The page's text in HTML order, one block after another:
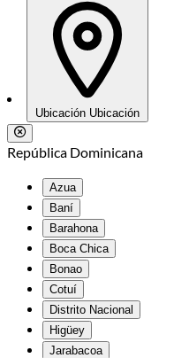
Ubicación Ubicación
República Dominicana
Azua
Baní
Barahona
Boca Chica
Bonao
Cotuí
Distrito Nacional
Higüey
Jarabacoa